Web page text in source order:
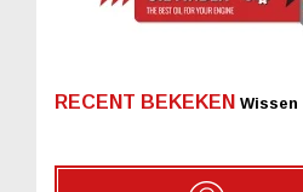
RECENT BEKEKEN Wissen